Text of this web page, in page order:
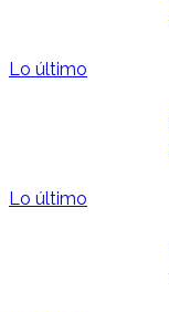
Lo último
Lo último